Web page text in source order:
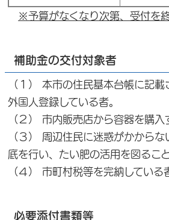
※予算がなくなり次第、受付を終
補助金の交付対象者
（１） 本市の住民基本台帳に記載
外国人登録している者。
（２） 市内販売店から容器を購入
（３） 周辺住民に迷惑がかから
底を行い、たい肥の活用を図るこ
（４） 市町村税等を完納している
必要添付書類等